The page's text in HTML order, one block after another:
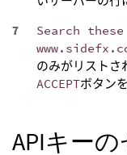
Search
のみがリストさ
ACCEPTボタン
APIキー